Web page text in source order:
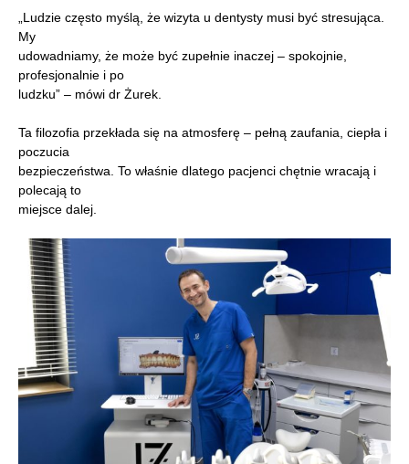
„Ludzie często myślą, że wizyta u dentysty musi być stresująca.
My
udowadniamy, że może być zupełnie inaczej – spokojnie,
profesjonalnie i po
ludzku” – mówi dr Żurek.
Ta filozofia przekłada się na atmosferę – pełną zaufania, ciepła i
poczucia
bezpieczeństwa. To właśnie dlatego pacjenci chętnie wracają i
polecają to
miejsce dalej.